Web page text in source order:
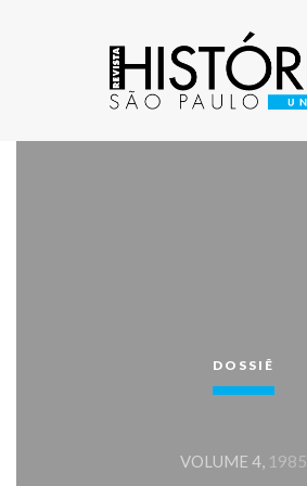
DOSSIÊ
VOLUME 4, 1985